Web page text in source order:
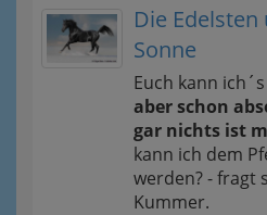
Die
Sonne
Euch kann
aber schon
gar nichts ist
kann ich dem
werden? - fragt
Kummer.